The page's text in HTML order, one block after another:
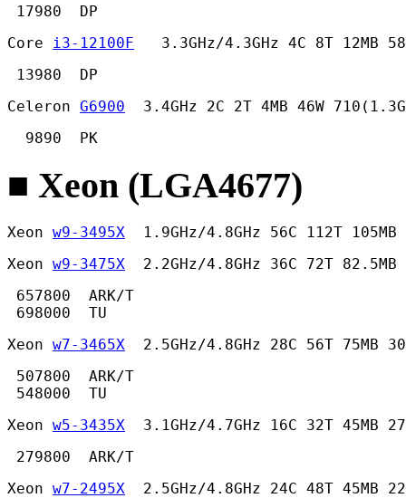
17980  DP
Core i3-12100F
3.3GHz/4.3GHz 4C 8T 12MB
13980  DP
Celeron G6900
3.4GHz 2C 2T 4MB 46W
  9890  PK
■ Xeon (LGA4677)
Xeon w9-3495X
1.9GHz/4.8GHz 56C 112T 105MB
Xeon w9-3475X
2.2GHz/4.8GHz 36C 72T 82.5MB
657800  ARK/T
698000  TU
Xeon w7-3465X
2.5GHz/4.8GHz 28C 56T 75MB
507800  ARK/T
548000  TU
Xeon w5-3435X
3.1GHz/4.7GHz 16C 32T 45MB
279800  ARK/T
Xeon w7-2495X
2.5GHz/4.8GHz 24C 48T 45MB